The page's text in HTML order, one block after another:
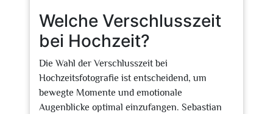
Welche Verschlusszeit
bei Hochzeit?
Die Wahl der Verschlusszeit bei
Hochzeitsfotografie ist entscheidend, um
bewegte Momente und emotionale
Augenblicke optimal einzufangen. Sebastian